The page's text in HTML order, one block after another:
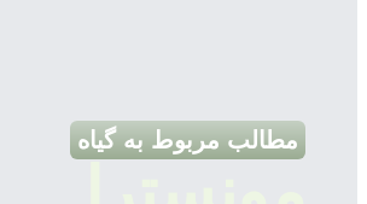
مطالب مربوط به گیاه